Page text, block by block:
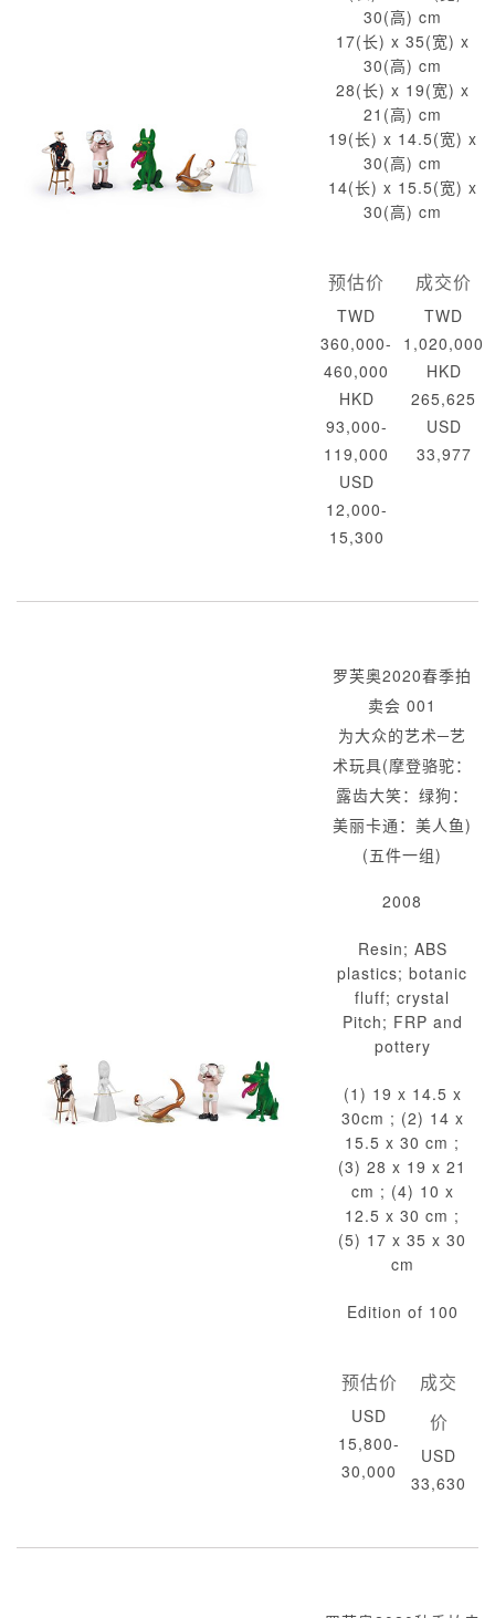
30(高) cm
17(长) x 35(宽) x
30(高) cm
28(长) x 19(宽) x
21(高) cm
19(长) x 14.5(宽) x
30(高) cm
14(长) x 15.5(宽) x
30(高) cm
预估价
TWD
360,000-
460,000
HKD
93,000-
119,000
USD
12,000-
15,300
成交价
TWD
1,020,000
HKD
265,625
USD
33,977
罗芙奥2020春季拍
卖会 001
为大众的艺术─艺
术玩具(摩登骆驼：
露齿大笑：绿狗：
美丽卡通：美人鱼)
(五件一组)
2008
Resin; ABS
plastics; botanic
fluff; crystal
Pitch; FRP and
pottery
(1) 19 x 14.5 x
30cm ; (2) 14 x
15.5 x 30 cm ;
(3) 28 x 19 x 21
cm ; (4) 10 x
12.5 x 30 cm ;
(5) 17 x 35 x 30
cm
Edition of 100
预估价
USD
15,800-
30,000
成交
价
USD
33,630